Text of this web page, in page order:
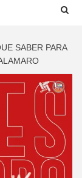
SABER PARA